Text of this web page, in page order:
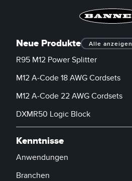
Neue Produkte Alle anzeigen
R95 M12 Power Splitter
M12 A-Code 18 AWG Cordsets
M12 A-Code 22 AWG Cordsets
DXMR50 Logic Block
Kenntnisse
Anwendungen
Branchen